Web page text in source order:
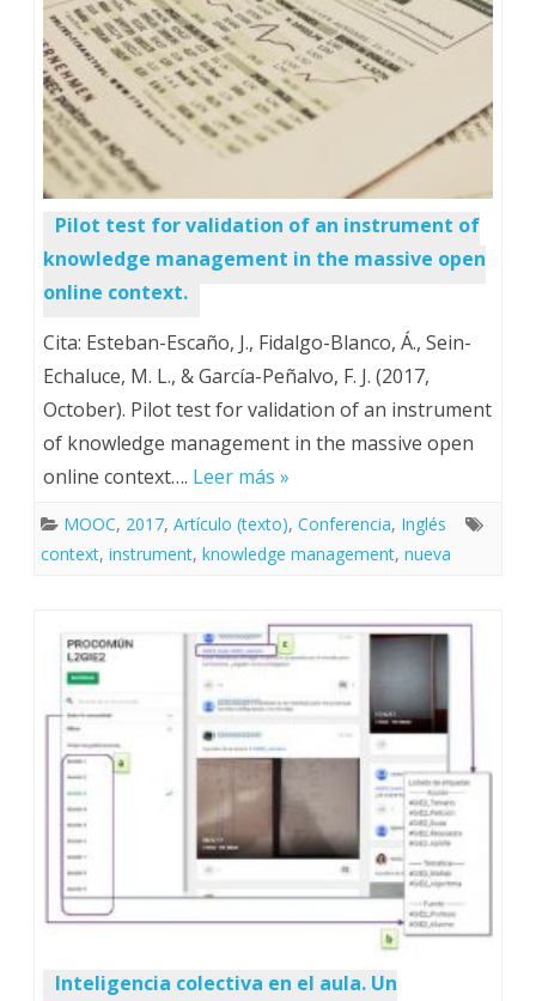
Pilot test for validation of an instrument of
knowledge management in the massive open
online context.
Cita: Esteban-Escaño, J., Fidalgo-Blanco, Á., Sein-
Echaluce, M. L., & García-Peñalvo, F. J. (2017,
October). Pilot test for validation of an instrument
of knowledge management in the massive open
online context…. Leer más »
MOOC, 2017, Artículo (texto), Conferencia, Inglés
context, instrument, knowledge management, nueva
Inteligencia colectiva en el aula. Un